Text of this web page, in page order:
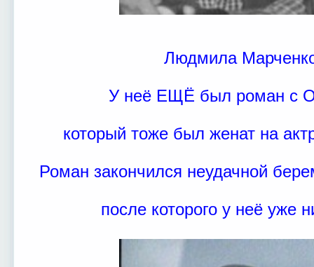
Людмила
У неё ЕЩЁ был роман с
который тоже был женат на
Роман закончился неудачной
после которого у неё уже